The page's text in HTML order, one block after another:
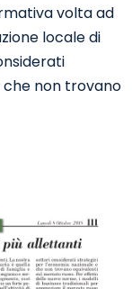
volta ad
locale di
che non trovano